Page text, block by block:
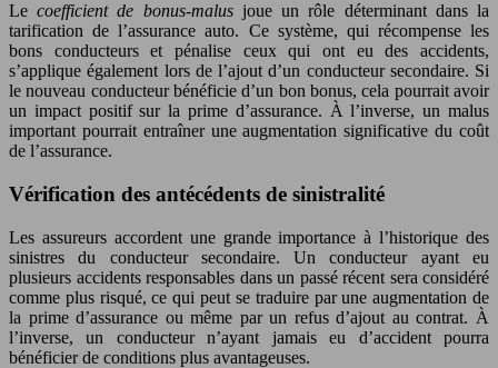
Lecoefficient de bonus-malus joue un rôle déterminant dans la
tarification de l’assurance auto. Ce système, qui récompense les
bons conducteurs et pénalise ceux qui ont eu des accidents,
s’applique également lors de l’ajout d’un conducteur secondaire. Si
le nouveau conducteur bénéficie d’un bon bonus, cela pourrait avoir
un impact positif sur la prime d’assurance. À l’inverse, un malus
important pourrait entraîner une augmentation significative du coût
de l’assurance.
Vérification des antécédents de sinistralité
Les assureurs accordent une grande importance à l’historique des
sinistres du conducteur secondaire. Un conducteur ayant eu
plusieurs accidents responsables dans un passé récent sera considéré
comme plus risqué, ce qui peut se traduire par une augmentation de
la prime d’assurance ou même par un refus d’ajout au contrat. À
l’inverse, un conducteur n’ayant jamais eu d’accident pourra
bénéficier de conditions plus avantageuses.